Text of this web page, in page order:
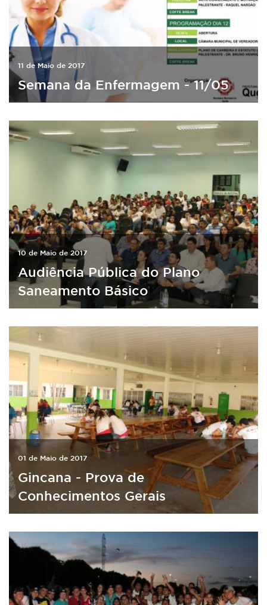
11 de Maio de 2017
Semana da Enfermagem - 11/05
10 de Maio de 2017
Audiência Pública do Plano
Saneamento Básico
01 de Maio de 2017
Gincana - Prova de
Conhecimentos Gerais